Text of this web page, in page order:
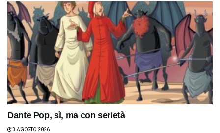
Dante Pop, sì, ma con serietà
3 AGOSTO 2026